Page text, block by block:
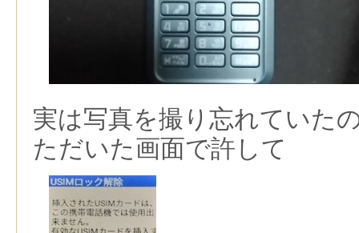
実は写真を撮り忘れていた
ただいた画面で許して